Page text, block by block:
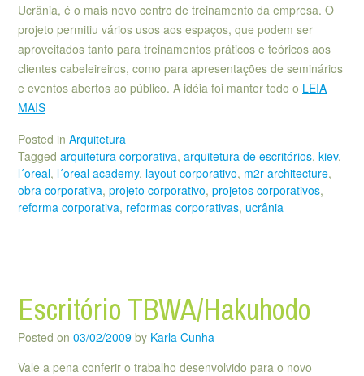
Ucrânia, é o mais novo centro de treinamento da empresa. O
projeto permitiu vários usos aos espaços, que podem ser
aproveitados tanto para treinamentos práticos e teóricos aos
clientes cabeleireiros, como para apresentações de seminários
e eventos abertos ao público. A idéia foi manter todo o LEIA
MAIS
Posted in Arquitetura
Tagged arquitetura corporativa, arquitetura de escritórios, kiev,
l´oreal, l´oreal academy, layout corporativo, m2r architecture,
obra corporativa, projeto corporativo, projetos corporativos,
reforma corporativa, reformas corporativas, ucrânia
Escritório TBWA/Hakuhodo
Posted on 03/02/2009 by Karla Cunha
Vale a pena conferir o trabalho desenvolvido para o novo